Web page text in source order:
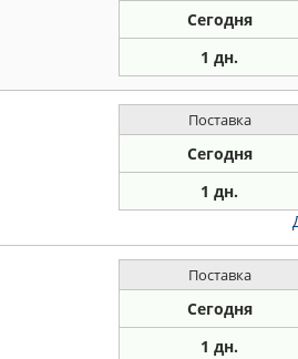
Сегодня
1 дн.
Поставка
Сегодня
1 дн.
Поставка
Сегодня
1 дн.